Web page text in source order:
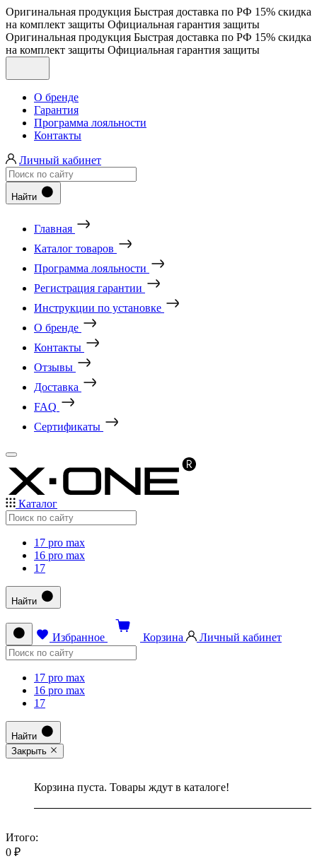
Оригинальная продукция Быстрая доставка по РФ 15% скидка
на комплект защиты Официальная гарантия защиты
Оригинальная продукция Быстрая доставка по РФ 15% скидка
на комплект защиты Официальная гарантия защиты
О бренде
Гарантия
Программа лояльности
Контакты
Личный кабинет
Найти
Главная
Каталог товаров
Программа лояльности
Регистрация гарантии
Инструкции по установке
О бренде
Контакты
Отзывы
Доставка
FAQ
Сертификаты
Каталог
17 pro max
16 pro max
17
Найти
Избранное Корзина Личный кабинет
17 pro max
16 pro max
17
Найти
Закрыть
Корзина пуста. Товары ждут в каталоге!
Итого:
0 ₽